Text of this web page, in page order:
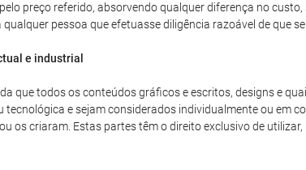
preço referido, absorvendo qualquer diferença no
pessoa que efetuasse diligência razoável de que
e industrial
que todos os conteúdos gráficos e escritos, designs e
tecnológica e sejam considerados individualmente ou em
os criaram. Estas partes têm o direito exclusivo de